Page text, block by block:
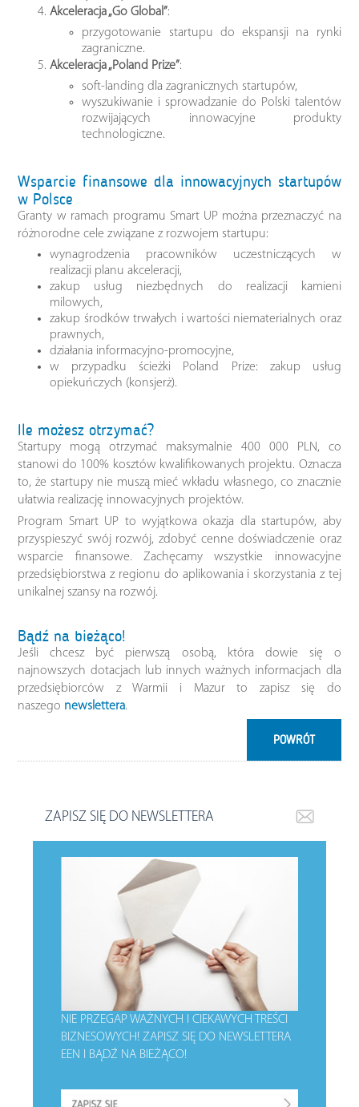
Akceleracja „Go Global”:
przygotowanie startupu do ekspansji na rynki
zagraniczne.
Akceleracja „Poland Prize”:
soft-landing dla zagranicznych startupów,
wyszukiwanie i sprowadzanie do Polski talentów
rozwijających innowacyjne produkty
technologiczne.
Wsparcie finansowe dla innowacyjnych startupów
w Polsce
Granty w ramach programu Smart UP można przeznaczyć na
różnorodne cele związane z rozwojem startupu:
wynagrodzenia pracowników uczestniczących w
realizacji planu akceleracji,
zakup usług niezbędnych do realizacji kamieni
milowych,
zakup środków trwałych i wartości niematerialnych oraz
prawnych,
działania informacyjno-promocyjne,
w przypadku ścieżki Poland Prize: zakup usług
opiekuńczych (konsjerż).
Ile możesz otrzymać?
Startupy mogą otrzymać maksymalnie 400 000 PLN, co
stanowi do 100% kosztów kwalifikowanych projektu. Oznacza
to, że startupy nie muszą mieć wkładu własnego, co znacznie
ułatwia realizację innowacyjnych projektów.
Program Smart UP to wyjątkowa okazja dla startupów, aby
przyspieszyć swój rozwój, zdobyć cenne doświadczenie oraz
wsparcie finansowe. Zachęcamy wszystkie innowacyjne
przedsiębiorstwa z regionu do aplikowania i skorzystania z tej
unikalnej szansy na rozwój.
Bądź na bieżąco!
Jeśli chcesz być pierwszą osobą, która dowie się o
najnowszych dotacjach lub innych ważnych informacjach dla
przedsiębiorców z Warmii i Mazur to zapisz się do
naszego newslettera.
POWRÓT
ZAPISZ SIĘ DO NEWSLETTERA
NIE PRZEGAP WAŻNYCH I CIEKAWYCH TREŚCI
BIZNESOWYCH!ZAPISZ SIĘ DO NEWSLETTERA
EEN I BĄDŹ NA BIEŻĄCO!